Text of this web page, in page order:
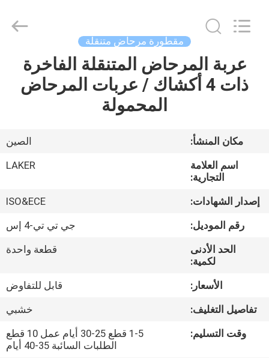
منزل
حول
جولة
المعمل
الجودة
اتصل
AUTOPARTS
CO.,LIMITED.
مقطورة مرحاض متنقلة
عربة المرحاض المتنقلة الفاخرة
ذات 4 أكشاك / عربات المرحاض
المحمولة
مكان المنشأ:
الصين
اسم العلامة
التجارية:
LAKER
إصدار الشهادات:
ISO&ECE
رقم الموديل:
جي تي تي-4 إس
الحد الأدنى
لكمية:
قطعة واحدة
الأسعار:
قابل للتفاوض
تفاصيل التغليف:
خشبي
وقت التسليم:
1-5 قطع 25-30 أيام عمل 10 قطع
الطلبات السائبة 35-40 أيام